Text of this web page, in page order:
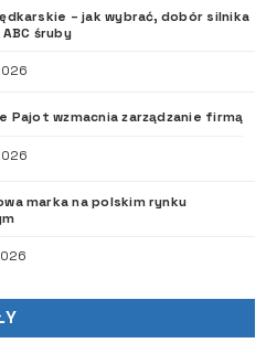
– jak wybrać, dobór silnika
śruby
Pajot wzmacnia zarządzanie firmą
marka na polskim rynku